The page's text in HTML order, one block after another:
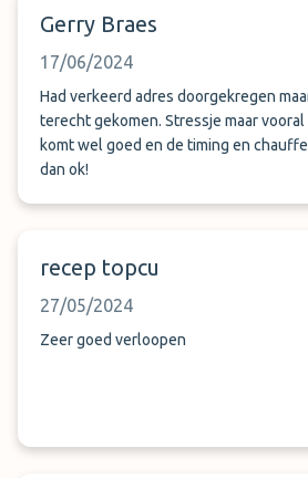
Gerry Braes
17/06/2024
Had verkeerd adres doorgekregen
terecht gekomen. Stressje maar
komt wel goed en de timing en
dan ok!
recep topcu
27/05/2024
Zeer goed verloopen